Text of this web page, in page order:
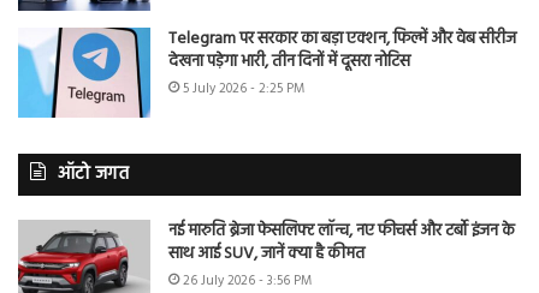
Telegram पर सरकार का बड़ा एक्शन, फिल्में और वेब सीरीज
देखना पड़ेगा भारी, तीन दिनों में दूसरा नोटिस
5 July 2026 - 2:25 PM
ऑटो जगत
नई मारुति ब्रेजा फेसलिफ्ट लॉन्च, नए फीचर्स और टर्बो इंजन के
साथ आई SUV, जानें क्या है कीमत
26 July 2026 - 3:56 PM